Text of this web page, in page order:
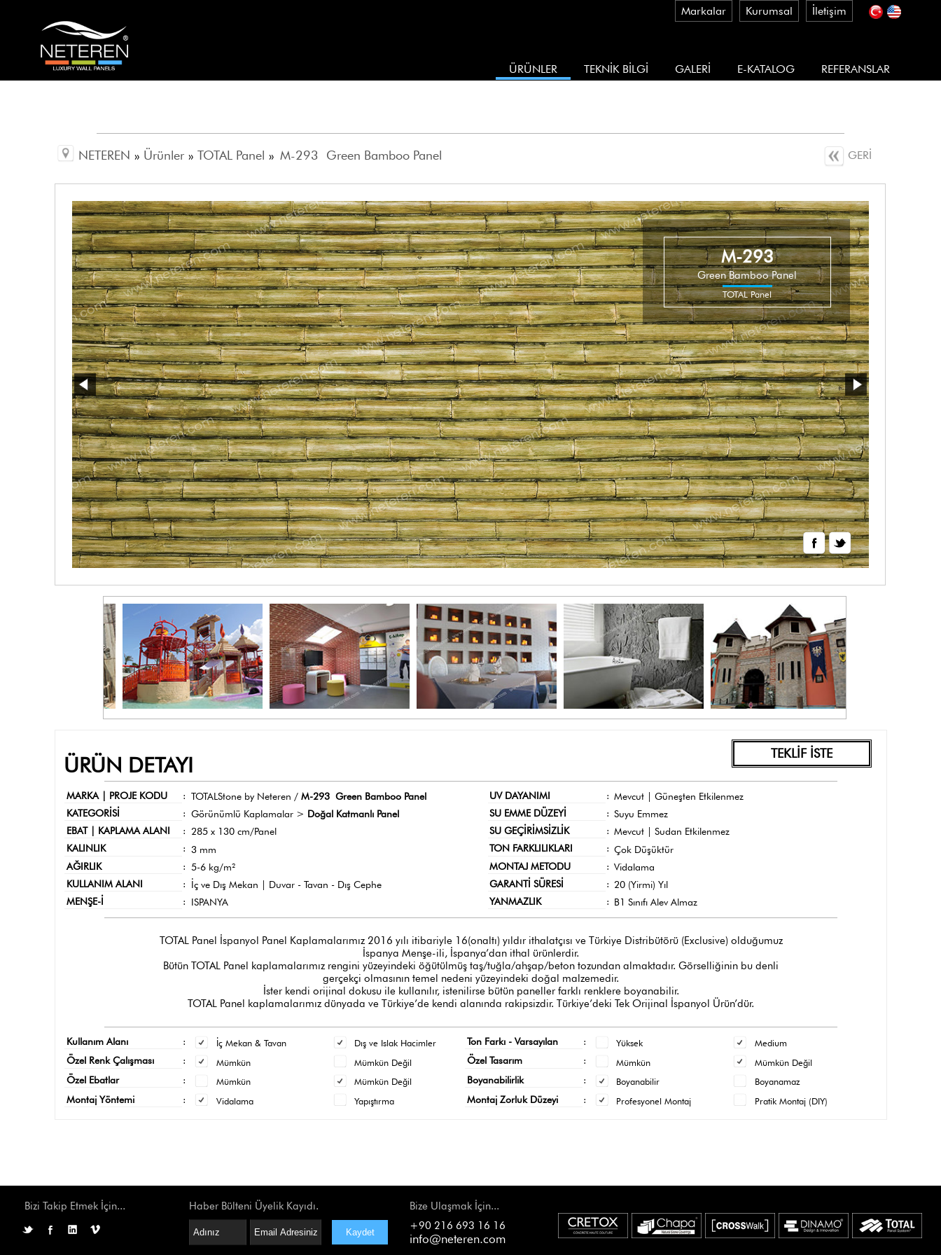
Markalar Kurumsal İletişim
ÜRÜNLER TEKNİK BİLGİ GALERİ E-KATALOG REFERANSLAR
NETEREN » Ürünler » TOTAL Panel » M-293 Green Bamboo Panel GERİ
M-293
Green Bamboo Panel
TOTAL Panel
ÜRÜN DETAYI TEKLİF İSTE
MARKA | PROJE KODU : TOTALStone by Neteren / M-293 Green Bamboo Panel UV DAYANIMI : Mevcut | Güneşten Etkilenmez
KATEGORİSİ
: Görünümlü Kaplamalar > Doğal Katmanlı Panel SU EMME DÜZEYİ : Suyu Emmez
EBAT | KAPLAMA ALANI
: 285 x 130 cm/Panel SU GEÇİRİMSİZLİK : Mevcut | Sudan Etkilenmez
KALINLIK
: 3 mm TON FARKLILIKLARI : Çok Düşüktür
AĞIRLIK
: 5-6 kg/m² MONTAJ METODU : Vidalama
KULLANIM ALANI
: İç ve Dış Mekan | Duvar - Tavan - Dış Cephe GARANTİ SÜRESİ : 20 (Yirmi) Yıl
MENŞE-İ
: ISPANYA YANMAZLIK : B1 Sınıfı Alev Almaz
TOTAL Panel İspanyol Panel Kaplamalarımız 2016 yılı itibariyle 16(onaltı) yıldır ithalatçısı ve Türkiye Distribütörü (Exclusive) olduğumuz
İspanya Menşe-ili, İspanya’dan ithal ürünlerdir.
Bütün TOTAL Panel kaplamalarımız rengini yüzeyindeki öğütülmüş taş/tuğla/ahşap/beton tozundan almaktadır. Görselliğinin bu denli
gerçekçi olmasının temel nedeni yüzeyindeki doğal malzemedir.
İster kendi orijinal dokusu ile kullanılır, istenilirse bütün paneller farklı renklere boyanabilir.
TOTAL Panel kaplamalarımız dünyada ve Türkiye’de kendi alanında rakipsizdir. Türkiye’deki Tek Orijinal İspanyol Ürün’dür.
Kullanım Alanı : İç Mekan & Tavan Dış ve Islak Hacimler Ton Farkı - Varsayılan : Yüksek
Medium
Özel Renk Çalışması
: Mümkün Mümkün Değil Özel Tasarım : Mümkün
Mümkün Değil
Özel Ebatlar
: Mümkün Mümkün Değil Boyanabilirlik : Boyanabilir
Boyanamaz
Montaj Yöntemi
: Vidalama Yapıştırma Montaj Zorluk Düzeyi : Profesyonel Montaj Pratik Montaj (DIY)
Bizi Takip Etmek İçin... Haber Bülteni Üyelik Kayıdı.
Bize Ulaşmak İçin...
+90 216 693 16 16
info@neteren.com